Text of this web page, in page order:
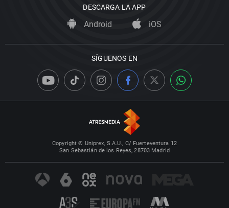
DESCARGA LA APP
Android iOS
SÍGUENOS EN
Copyright © Uniprex, S.A.U., C/ Fuerteventura 12
San Sebastián de los Reyes, 28703 Madrid